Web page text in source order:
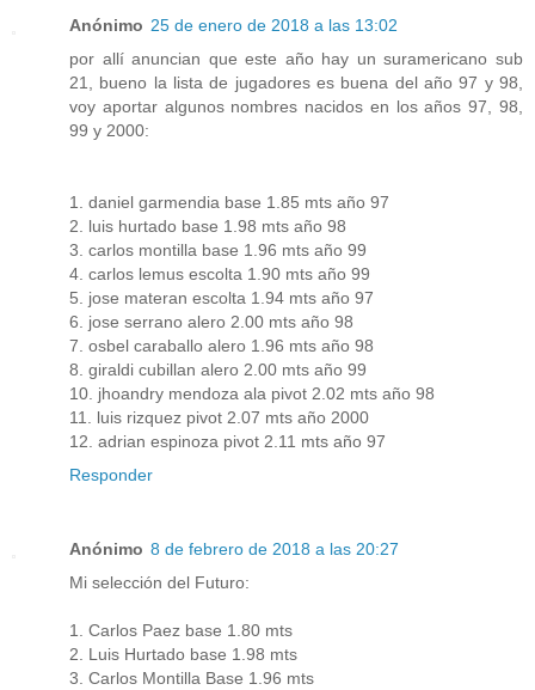
Anónimo 25 de enero de 2018 a las 13:02
por allí anuncian que este año hay un suramericano sub
21, bueno la lista de jugadores es buena del año 97 y 98,
voy aportar algunos nombres nacidos en los años 97, 98,
99 y 2000:
1. daniel garmendia base 1.85 mts año 97
2. luis hurtado base 1.98 mts año 98
3. carlos montilla base 1.96 mts año 99
4. carlos lemus escolta 1.90 mts año 99
5. jose materan escolta 1.94 mts año 97
6. jose serrano alero 2.00 mts año 98
7. osbel caraballo alero 1.96 mts año 98
8. giraldi cubillan alero 2.00 mts año 99
10. jhoandry mendoza ala pivot 2.02 mts año 98
11. luis rizquez pivot 2.07 mts año 2000
12. adrian espinoza pivot 2.11 mts año 97
Responder
Anónimo 8 de febrero de 2018 a las 20:27
Mi selección del Futuro:
1. Carlos Paez base 1.80 mts
2. Luis Hurtado base 1.98 mts
3. Carlos Montilla Base 1.96 mts